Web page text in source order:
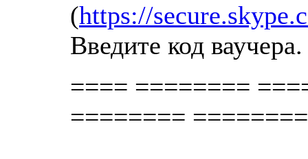
(https://
Введите код
==== ========
========